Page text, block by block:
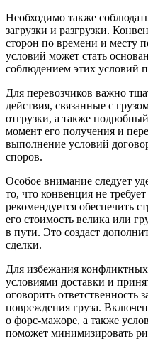
Необходимо также
загрузки и разгрузки.
сторон по времени и месту
условий может стать
соблюдением этих условий
Для перевозчиков важно
действия, связанные с
отгрузки, а также
момент его получения и
выполнение условий
споров.
Особое внимание следует
то, что конвенция не
рекомендуется обеспечить
его стоимость велика или
в пути. Это создаст
сделки.
Для избежания
условиями доставки и
оговорить
повреждения груза.
о форс-мажоре, а также
поможет минимизировать